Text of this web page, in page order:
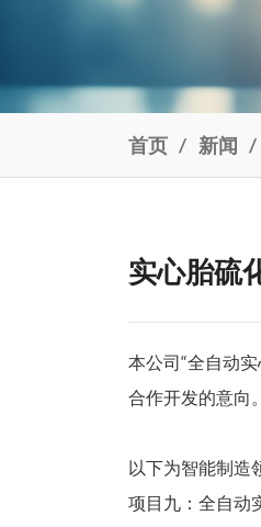
首页 新闻
实心胎硫
本公司“全自动
合作开发的意向。
以下为智能制造
项目九：全自动